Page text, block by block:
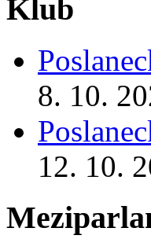
Klub
8. 10.
12. 10.